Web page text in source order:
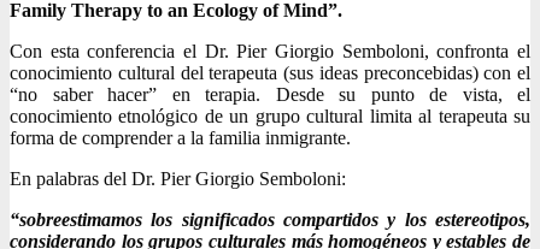
Family Therapy to an Ecology of Mind”.
Con esta conferencia el Dr. Pier Giorgio Semboloni, confronta el
conocimiento cultural del terapeuta (sus ideas preconcebidas) con el
“no saber hacer” en terapia. Desde su punto de vista, el
conocimiento etnológico de un grupo cultural limita al terapeuta su
forma de comprender a la familia inmigrante.
En palabras del Dr. Pier Giorgio Semboloni:
“sobreestimamos los significados compartidos y los estereotipos,
considerando los grupos culturales más homogéneos y estables de